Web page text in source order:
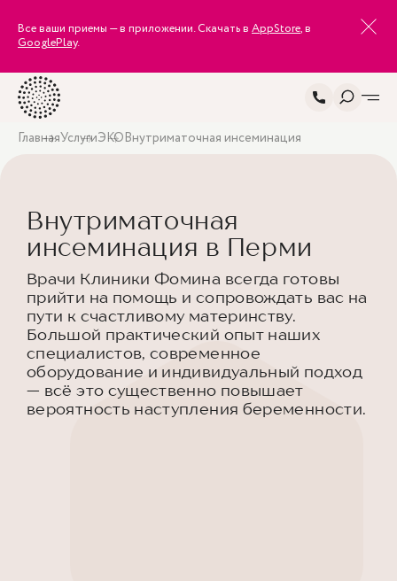
Все ваши приемы — в приложении. Скачать в AppStore, в
GooglePlay.
ГлавнаяУслугиЭКОВнутриматочная инсеминация
Внутриматочная
инсеминация в Перми
Врачи Клиники Фомина всегда готовы
прийти на помощь и сопровождать вас на
пути к счастливому материнству.
Большой практический опыт наших
специалистов, современное
оборудование и индивидуальный подход
— всё это существенно повышает
вероятность наступления беременности.